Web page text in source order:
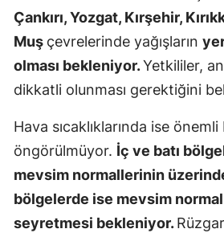
Çankırı, Yozgat, Kırşehir,
Muş çevrelerinde yağışların
olması bekleniyor.Yetkililer,
dikkatli olunması gerektiğini
Hava sıcaklıklarında ise
öngörülmüyor. İç ve batı
mevsim normallerinin
bölgelerde ise mevsim
seyretmesi bekleniyor.